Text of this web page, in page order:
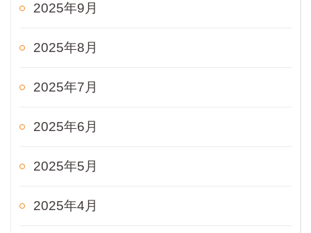
2025年9月
2025年8月
2025年7月
2025年6月
2025年5月
2025年4月